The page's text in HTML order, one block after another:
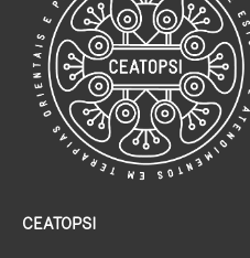
CEATOPSI